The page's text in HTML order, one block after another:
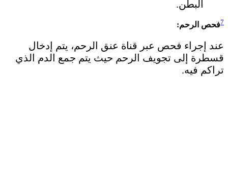
البطن.
7فحص الرحم:
عند إجراء فحص عبر قناة عنق الرحم، يتم إدخال
قسطرة إلى تجويف الرحم حيث يتم جمع الدم الذي
تراكم فيه.